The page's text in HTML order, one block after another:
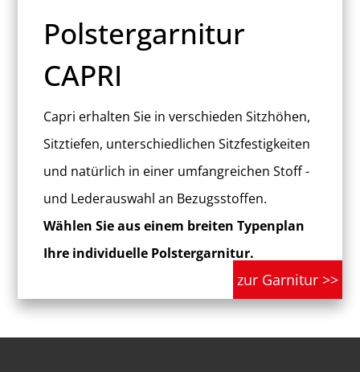
Polstergarnitur
CAPRI
Capri erhalten Sie in verschieden Sitzhöhen,
Sitztiefen, unterschiedlichen Sitzfestigkeiten
und natürlich in einer umfangreichen Stoff -
und Lederauswahl an Bezugsstoffen.
Wählen Sie aus einem breiten Typenplan
Ihre individuelle Polstergarnitur.
zur Garnitur >>